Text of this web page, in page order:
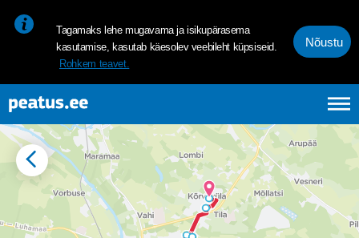
Tagamaks lehe mugavama ja isikupärasema
kasutamise, kasutab käesolev veebileht küpsiseid.
Rohkem teavet.
Nõustu